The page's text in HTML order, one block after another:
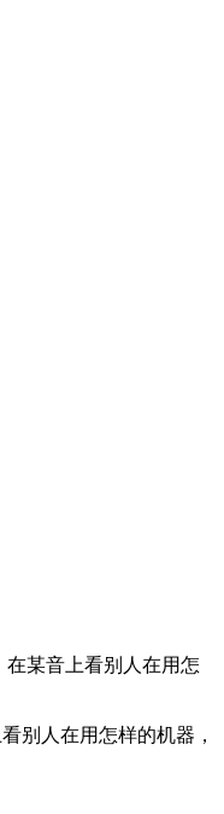
某音上看别人在用怎
别人在用怎样的机器，